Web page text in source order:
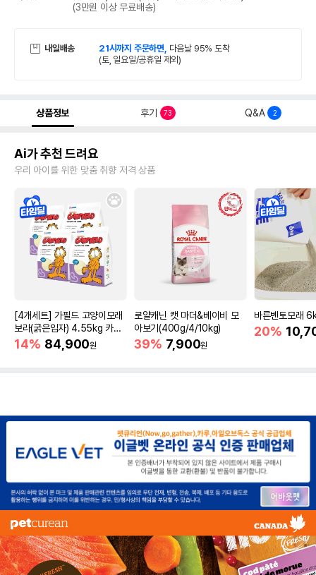
(3만원 이상 무료배송)
내일배송 21시까지 주문하면, 다음날 95% 도착
(토, 일요일/공휴일 제외)
상품정보 후기 73 Q&A 2
Ai가 추천 드려요
우리 아이를 위한 맞춤 취향 저격 상품
[4개세트] 가필드 고양이모래
보라(굵은입자) 4.55kg 카사
바모래
14% 84,900원
로얄캐닌 캣 마더&베이비 모
아보기(400g/4/10kg)
39% 7,900원
바른벤토모래
20%